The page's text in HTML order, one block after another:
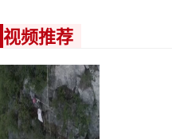
视频推荐